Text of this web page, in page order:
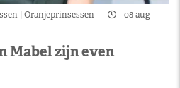
Oranjeprinsessen
08 aug
Mabel zijn even